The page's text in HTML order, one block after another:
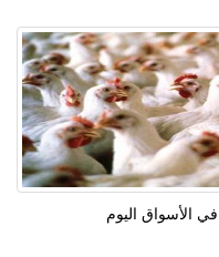
الأسواق اليوم